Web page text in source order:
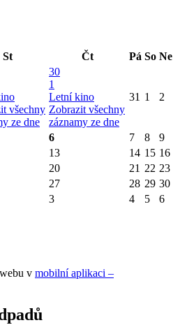
St Čt Pá So Ne
všechny
ze dne
30
1
Letní kino
Zobrazit všechny
záznamy ze dne
31 1 2
6 7 8
9
13 14 15 16
20 21 22 23
27 28 29 30
3 4 5 6
v mobilní aplikaci –